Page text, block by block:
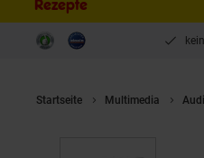
Rezepte
Startseite Multimedia